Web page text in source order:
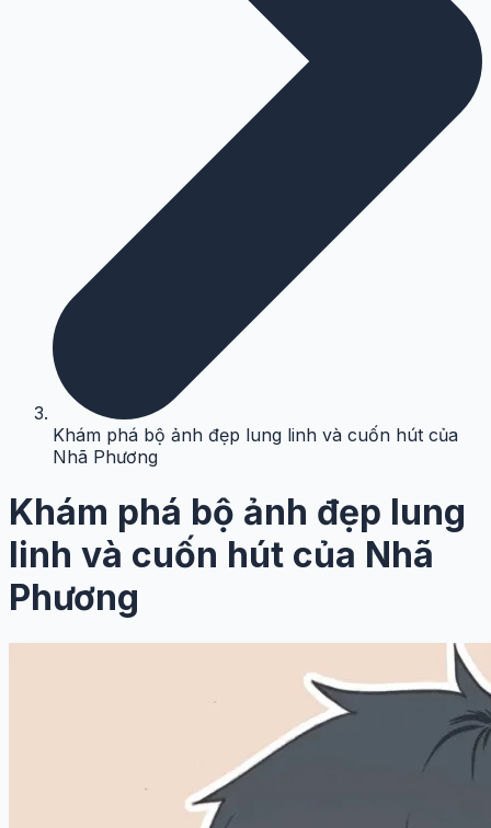
Khám phá bộ ảnh đẹp lung linh và cuốn hút của
Nhã Phương
Khám phá bộ ảnh đẹp lung
linh và cuốn hút của Nhã
Phương